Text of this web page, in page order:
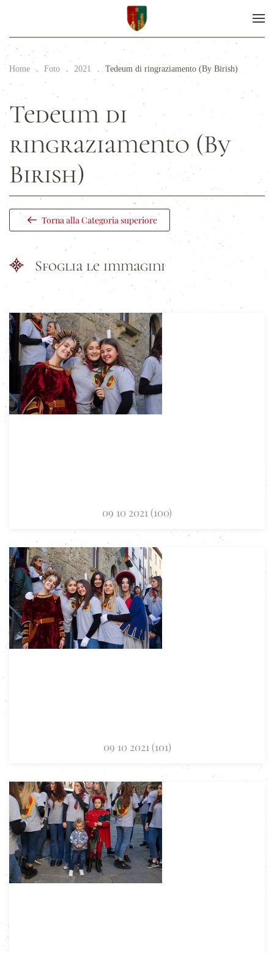
Home Foto 2021 Tedeum di ringraziamento (By Birish)
Tedeum di
ringraziamento (By
Birish)
Torna alla Categoria superiore
Sfoglia le immagini
09 10 2021 (100)
09 10 2021 (101)